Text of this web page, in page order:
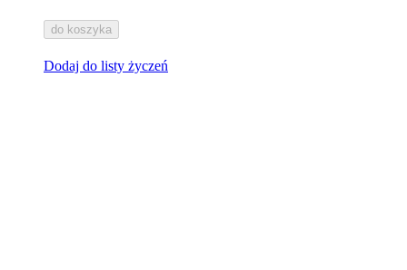
do koszyka
Dodaj do listy życzeń